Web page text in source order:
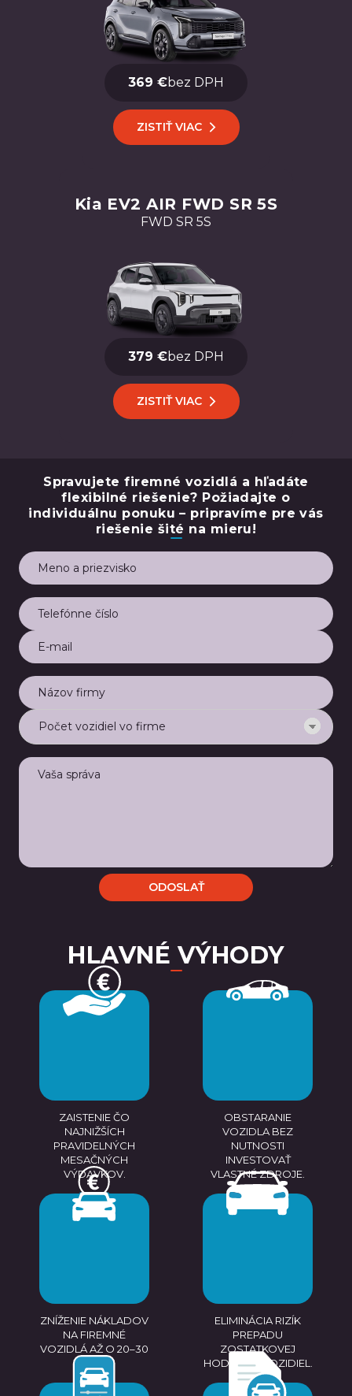
369 €bez DPH
ZISTIŤ VIAC
Kia EV2 AIR FWD SR 5S
FWD SR 5S
379 €bez DPH
ZISTIŤ VIAC
Spravujete firemné vozidlá a hľadáte
flexibilné riešenie? Požiadajte o
individuálnu ponuku – pripravíme pre vás
riešenie šité na mieru!
HLAVNÉ VÝHODY
ZAISTENIE ČO
NAJNIŽŠÍCH
PRAVIDELNÝCH
MESAČNÝCH
VÝDAVKOV.
OBSTARANIE
VOZIDLA BEZ
NUTNOSTI
INVESTOVAŤ
VLASTNÉ ZDROJE.
ZNÍŽENIE NÁKLADOV
NA FIREMNÉ
VOZIDLÁ AŽ O 20–30
ELIMINÁCIA RIZÍK
PREPADU
ZOSTATKOVEJ
HODNOTY VOZIDIEL.